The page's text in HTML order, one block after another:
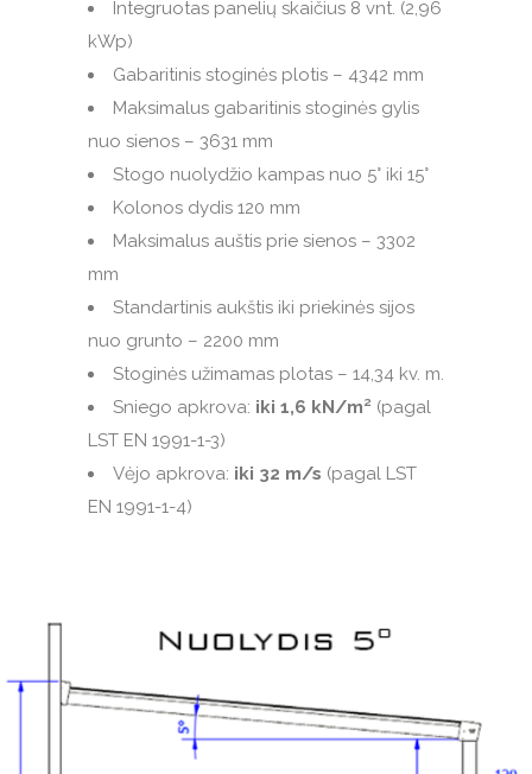
Integruotas panelių skaičius 8 vnt. (2,96
kWp)
Gabaritinis stoginės plotis – 4342 mm
Maksimalus gabaritinis stoginės gylis
nuo sienos – 3631 mm
Stogo nuolydžio kampas nuo 5° iki 15°
Kolonos dydis 120 mm
Maksimalus auštis prie sienos – 3302
mm
Standartinis aukštis iki priekinės sijos
nuo grunto – 2200 mm
Stoginės užimamas plotas – 14,34 kv. m.
Sniego apkrova: iki 1,6 kN/m² (pagal
LST EN 1991-1-3)
Vėjo apkrova: iki 32 m/s (pagal LST
EN 1991-1-4)